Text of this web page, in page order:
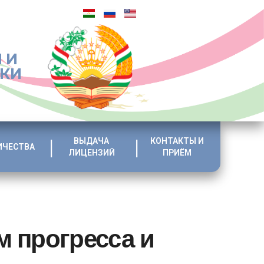
И
ВЫДАЧА
ЛИЦЕНЗИЙ
КОНТАКТЫ И
ПРИЁМ
прогресса и